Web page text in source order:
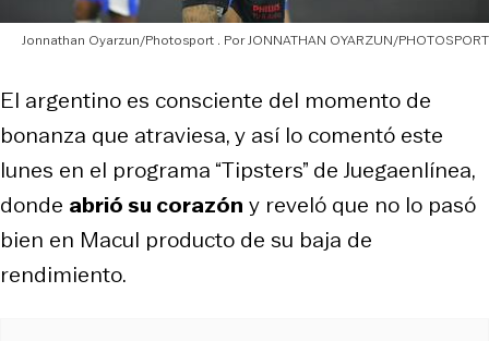
Jonnathan Oyarzun/Photosport JONNATHAN OYARZUN/PHOTOSPORT
El argentino es consciente del momento de
bonanza que atraviesa, y así lo comentó este
lunes en el programa “Tipsters” de Juegaenlínea,
donde abrió su corazón y reveló que no lo pasó
bien en Macul producto de su baja de
rendimiento.